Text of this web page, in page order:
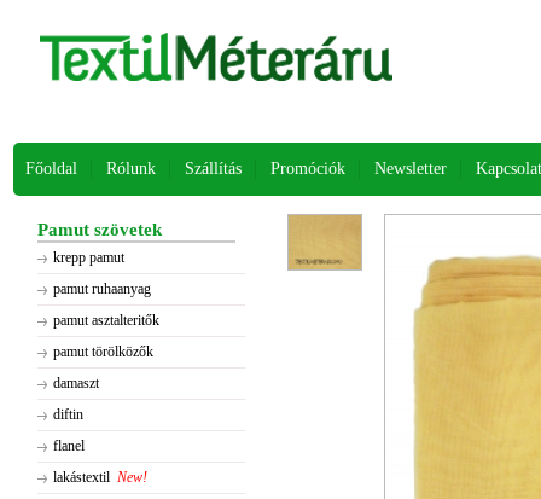
Főoldal Rólunk Szállítás Promóciók Newsletter Kapcsolat
Pamut szövetek
krepp pamut
pamut ruhaanyag
pamut asztalteritők
pamut törölközők
damaszt
diftin
flanel
lakástextil New!